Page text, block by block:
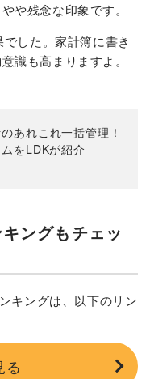
や残念な印象です。
した。家計簿に書き
識も高まりますよ。
あれこれ一括管理！
をLDKが紹介
ングもチェッ
キングは、以下のリン
る